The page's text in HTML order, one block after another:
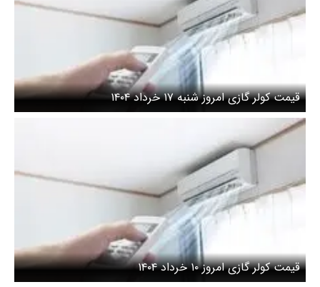
قیمت کولر گازی امروز شنبه ۱۷ خرداد ۱۴۰۴
قیمت کولر گازی امروز ۱۰ خرداد ۱۴۰۴